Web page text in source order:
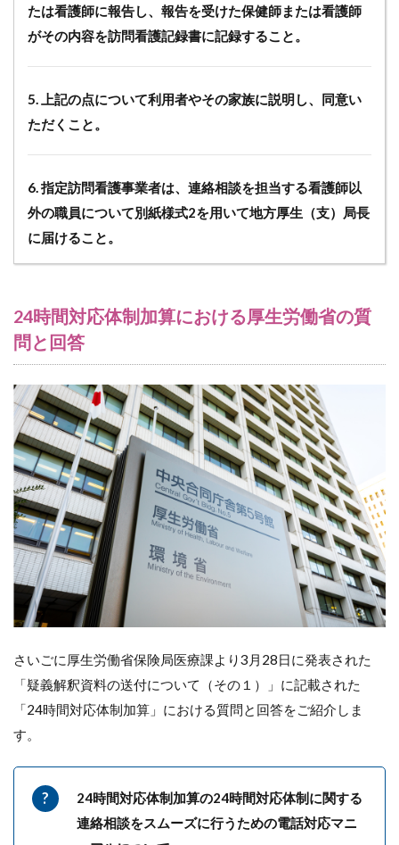
たは看護師に報告し、報告を受けた保健師または看護師
がその内容を訪問看護記録書に記録すること。
5. 上記の点について利用者やその家族に説明し、同意い
ただくこと。
6. 指定訪問看護事業者は、連絡相談を担当する看護師以
外の職員について別紙様式2を用いて地方厚生（支）局長
に届けること。
24時間対応体制加算における厚生労働省の質
問と回答
さいごに厚生労働省保険局医療課より3月28日に発表された
「疑義解釈資料の送付について（その１）」に記載された
「24時間対応体制加算」における質問と回答をご紹介しま
す。
24時間対応体制加算の24時間対応体制に関する
連絡相談をスムーズに行うための電話対応マニ